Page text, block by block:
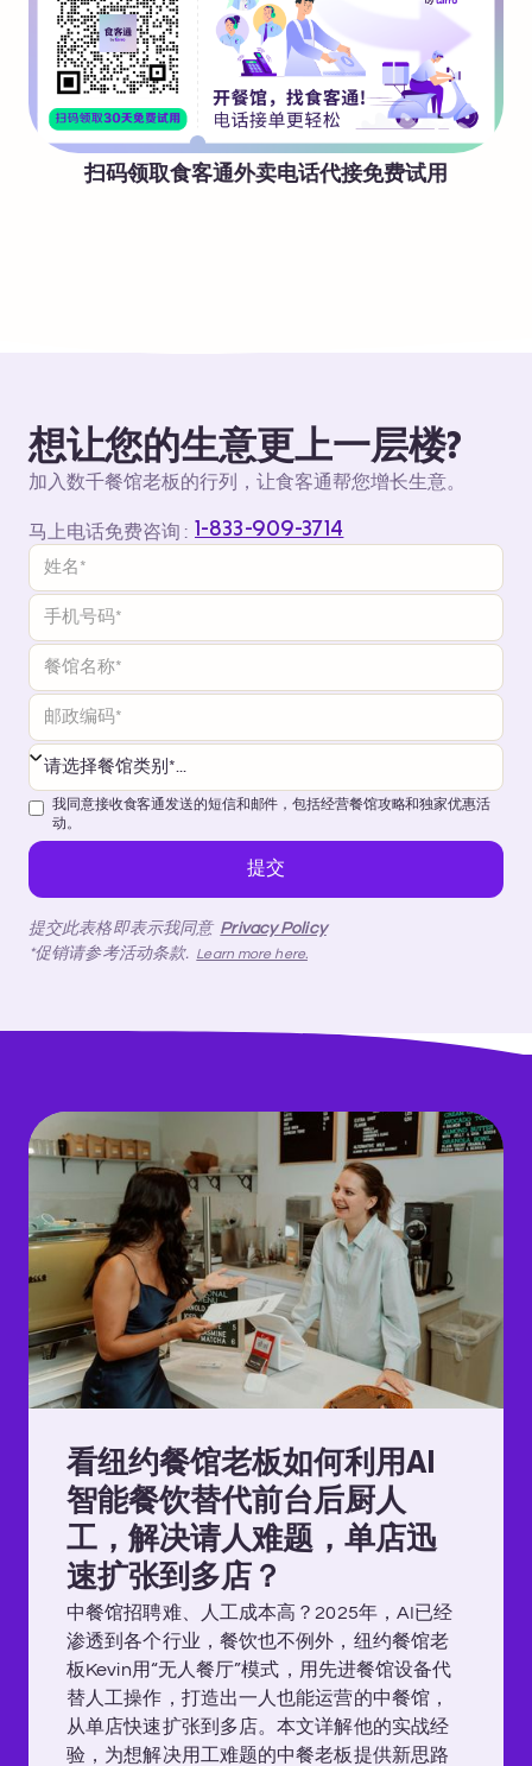
扫码领取食客通外卖电话代接免费试用
想让您的生意更上一层楼?
加入数千餐馆老板的行列，让食客通帮您增长生意。
马上电话免费咨询 : 1-833-909-3714
我同意接收食客通发送的短信和邮件，包括经营餐馆攻略和独家优惠活
动。
提交此表格即表示我同意 Privacy Policy
*促销请参考活动条款. Learn more here.
看纽约餐馆老板如何利用AI
智能餐饮替代前台后厨人
工，解决请人难题，单店迅
速扩张到多店？
中餐馆招聘难、人工成本高？2025年，AI已经
渗透到各个行业，餐饮也不例外，纽约餐馆老
板Kevin用“无人餐厅”模式，用先进餐馆设备代
替人工操作，打造出一人也能运营的中餐馆，
从单店快速扩张到多店。本文详解他的实战经
验，为想解决用工难题的中餐老板提供新思路